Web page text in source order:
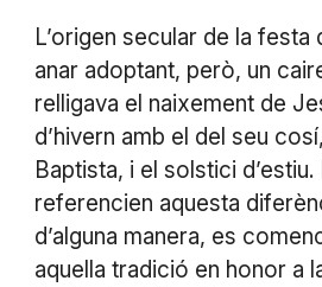
L’origen secular de la festa
anar adoptant, però, un
relligava el naixement de
d’hivern amb el del seu
Baptista, i el solstici
referencien aquesta
d’alguna manera, es
aquella tradició en honor a